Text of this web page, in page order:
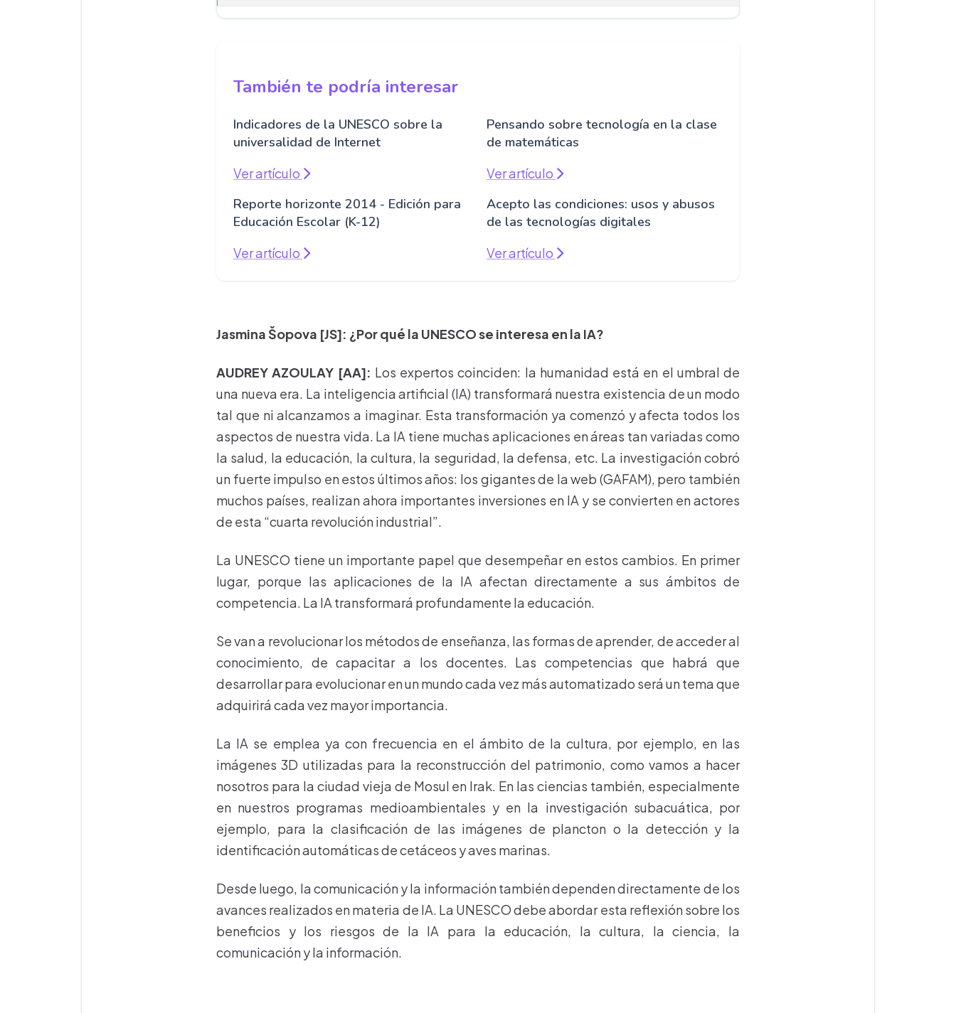
También te podría interesar
Indicadores de la UNESCO sobre la
universalidad de Internet
Ver artículo
Pensando sobre tecnología en la clase
de matemáticas
Ver artículo
Reporte horizonte 2014 - Edición para
Educación Escolar (K-12)
Ver artículo
Acepto las condiciones: usos y abusos
de las tecnologías digitales
Ver artículo
Jasmina Šopova [JS]: ¿Por qué la UNESCO se interesa en la IA?
AUDREY AZOULAY [AA]: Los expertos coinciden: la humanidad está en el umbral de
una nueva era. La inteligencia artificial (IA) transformará nuestra existencia de un modo
tal que ni alcanzamos a imaginar. Esta transformación ya comenzó y afecta todos los
aspectos de nuestra vida. La IA tiene muchas aplicaciones en áreas tan variadas como
la salud, la educación, la cultura, la seguridad, la defensa, etc. La investigación cobró
un fuerte impulso en estos últimos años: los gigantes de la web (GAFAM), pero también
muchos países, realizan ahora importantes inversiones en IA y se convierten en actores
de esta “cuarta revolución industrial”.
La UNESCO tiene un importante papel que desempeñar en estos cambios. En primer
lugar, porque las aplicaciones de la IA afectan directamente a sus ámbitos de
competencia. La IA transformará profundamente la educación.
Se van a revolucionar los métodos de enseñanza, las formas de aprender, de acceder al
conocimiento, de capacitar a los docentes. Las competencias que habrá que
desarrollar para evolucionar en un mundo cada vez más automatizado será un tema que
adquirirá cada vez mayor importancia.
La IA se emplea ya con frecuencia en el ámbito de la cultura, por ejemplo, en las
imágenes 3D utilizadas para la reconstrucción del patrimonio, como vamos a hacer
nosotros para la ciudad vieja de Mosul en Irak. En las ciencias también, especialmente
en nuestros programas medioambientales y en la investigación subacuática, por
ejemplo, para la clasificación de las imágenes de plancton o la detección y la
identificación automáticas de cetáceos y aves marinas.
Desde luego, la comunicación y la información también dependen directamente de los
avances realizados en materia de IA. La UNESCO debe abordar esta reflexión sobre los
beneficios y los riesgos de la IA para la educación, la cultura, la ciencia, la
comunicación y la información.